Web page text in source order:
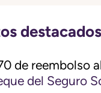
de reembolso
del Seguro